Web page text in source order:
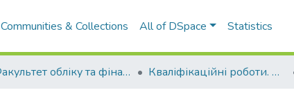
Communities & Collections All of DSpace Statistics
Факультет обліку та фінансів Кваліфікаційні роботи. Факультет обліку та фінансів